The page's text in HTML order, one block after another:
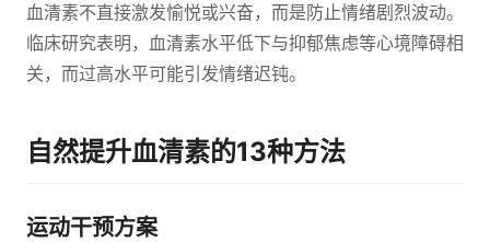
血清素不直接激发愉悦或兴奋，而是防止情绪剧烈波动。
临床研究表明，血清素水平低下与抑郁焦虑等心境障碍相
关，而过高水平可能引发情绪迟钝。
自然提升血清素的13种方法
运动干预方案